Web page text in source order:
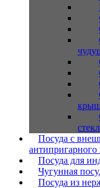
Посуда с
Посуда для
Чугунная
Посуда из